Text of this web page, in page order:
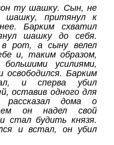
ту шашку. Сын, не
шашку, притянул к
Барким схватил
шашку до себя.
рот, а сыну велел
и, таким образом,
усилиями,
освободился. Барким
и сперва убил
оставив одного для
дома о
он надел свой
стал будить князя.
и встал, он убил